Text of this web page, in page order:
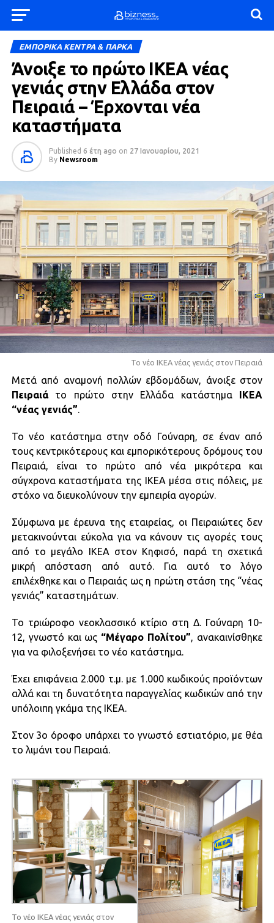
ΕΜΠΟΡΙΚΑ ΚΕΝΤΡΑ & ΠΑΡΚΑ
Άνοιξε το πρώτο IKEA νέας
γενιάς στην Ελλάδα στον
Πειραιά – Έρχονται νέα
καταστήματα
Published 6 έτη ago on 27 Ιανουαρίου, 2021
By Newsroom
Το νέο IKEA νέας γενιάς στον Πειραιά
Μετά από αναμονή πολλών εβδομάδων, άνοιξε στον
Πειραιάτο πρώτο στην Ελλάδα κατάστημα IKEA
“νέας γενιάς”
Το νέο κατάστημα στην οδό Γούναρη, σε έναν από
τους κεντρικότερους και εμπορικότερους δρόμους του
Πειραιά, είναι το πρώτο από νέα μικρότερα και
σύγχρονα καταστήματα της ΙΚΕΑ μέσα στις πόλεις, με
στόχο να διευκολύνουν την εμπειρία αγορών.
Σύμφωνα με έρευνα της εταιρείας, οι Πειραιώτες δεν
μετακινούνται εύκολα για να κάνουν τις αγορές τους
από το μεγάλο ΙΚΕΑ στον Κηφισό, παρά τη σχετικά
μικρή απόσταση από αυτό. Για αυτό το λόγο
επιλέχθηκε και ο Πειραιάς ως η πρώτη στάση της “νέας
γενιάς” καταστημάτων.
Το τριώροφο νεοκλασσικό κτίριο στη Δ. Γούναρη 10-
12, γνωστό και ως “Μέγαρο Πολίτου” , ανακαινίσθηκε
για να φιλοξενήσει το νέο κατάστημα.
Έχει επιφάνεια 2.000 τ.μ. με 1.000 κωδικούς προϊόντων
αλλά και τη δυνατότητα παραγγελίας κωδικών από την
υπόλοιπη γκάμα της ΙΚΕΑ.
Στον 3ο όροφο υπάρχει το γνωστό εστιατόριο, με θέα
το λιμάνι του Πειραιά.
Το νέο IKEA νέας γενιάς στον